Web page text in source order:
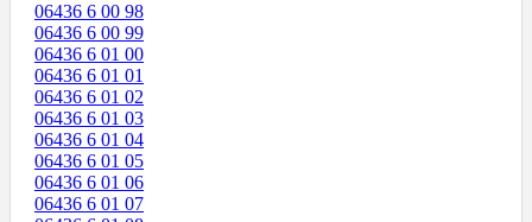
06436 6 00 98
06436 6 00 99
06436 6 01 00
06436 6 01 01
06436 6 01 02
06436 6 01 03
06436 6 01 04
06436 6 01 05
06436 6 01 06
06436 6 01 07